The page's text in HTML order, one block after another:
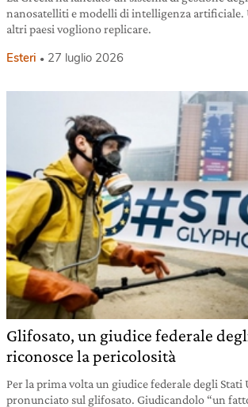
nanosatelliti e modelli di intelligenza artificiale.
altri paesi vogliono replicare.
Esteri 27 luglio 2026
Glifosato, un giudice federale
riconosce la pericolosità
Per la prima volta un giudice federale degli Stati
pronunciato sul glifosato. Giudicandolo “un